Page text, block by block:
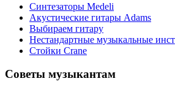
Синтезаторы Мedeli
Акустические гитары Adams
Выбираем гитару
Нестандартные музыкальные
Стойки Crane
Советы музыкантам